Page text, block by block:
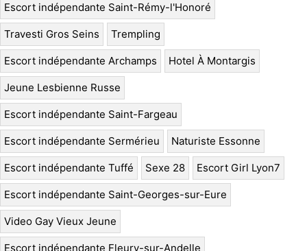
Escort indépendante Saint-Rémy-l'Honoré
Travesti Gros Seins Trempling
Escort indépendante Archamps Hotel À Montargis
Jeune Lesbienne Russe
Escort indépendante Saint-Fargeau
Escort indépendante Sermérieu Naturiste Essonne
Escort indépendante Tuffé Sexe 28 Escort Girl Lyon7
Escort indépendante Saint-Georges-sur-Eure
Video Gay Vieux Jeune
Escort indépendante Fleury-sur-Andelle